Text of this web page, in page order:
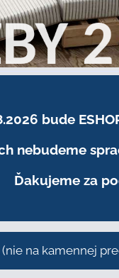
bude
nebudeme
Ďakujeme za
(nie na kamennej